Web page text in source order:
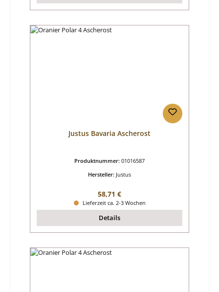
Justus Bavaria Ascherost
Produktnummer: 01016587
Hersteller: Justus
Regulärer Preis:
58,71 €
Lieferzeit ca. 2-3 Wochen
Details